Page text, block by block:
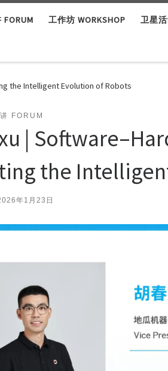
工作坊 WORKSHOP 卫星活
the Intelligent Evolution of Robots
FORUM
|
the
年1月23日